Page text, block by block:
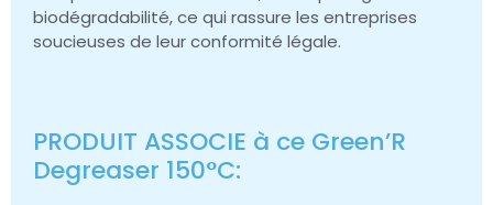
biodégradabilité, ce qui rassure les entreprises
soucieuses de leur conformité légale.
PRODUIT ASSOCIE à ce Green’R
Degreaser 150°C: